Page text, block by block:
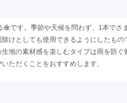
です。季節や天候を問わず、1本でさ
けとしても使用できるようにしたもの
地の素材感を楽しむタイプは雨を防ぐ
ただくことをおすすめします。